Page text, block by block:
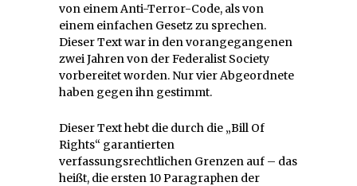
von einem Anti-Terror-Code, als von
einem einfachen Gesetz zu sprechen.
Dieser Text war in den vorangegangenen
zwei Jahren von der Federalist Society
vorbereitet worden. Nur vier Abgeordnete
haben gegen ihn gestimmt.
Dieser Text hebt die durch die „Bill Of
Rights“ garantierten
verfassungsrechtlichen Grenzen auf – das
heißt, die ersten 10 Paragraphen der